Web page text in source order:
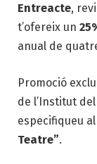
Entreacte,
t’ofereix un
anual de
Promoció
de l’Institut
especifiqueu
Teatre”.